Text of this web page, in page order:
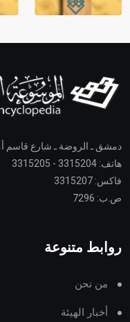
دمشق ـ الروضة ـ شارع قاسم
هاتف: 3315204 - 3315205
فاكس: 3315207
ص.ب: 7296
روابط متنوعة
من نحن
أخبار الهيئة